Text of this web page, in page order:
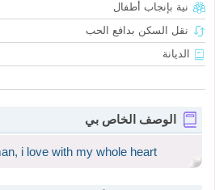
نية بإنجاب أطفال
نقل السكن بدافع الحب
الديانة
الوصف الخاص بي
i love with my whole heart